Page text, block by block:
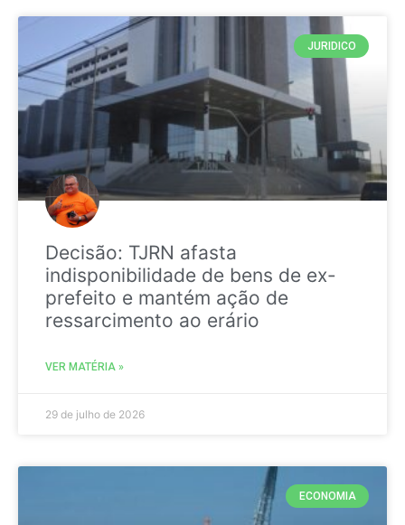
JURIDICO
Decisão: TJRN afasta
indisponibilidade de bens de ex-
prefeito e mantém ação de
ressarcimento ao erário
VER MATÉRIA »
29 de julho de 2026
ECONOMIA